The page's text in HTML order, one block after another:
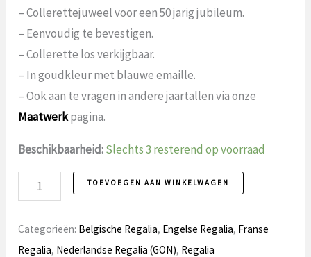
– Collerettejuweel voor een 50 jarig jubileum.
– Eenvoudig te bevestigen.
– Collerette los verkijgbaar.
– In goudkleur met blauwe emaille.
– Ook aan te vragen in andere jaartallen via onze
Maatwerkpagina.
Beschikbaarheid:Slechts 3 resterend op voorraad
Collerettejuweel
50
Jaar
aantal
TOEVOEGEN AAN WINKELWAGEN
Categorieën: Belgische Regalia, Engelse Regalia, Franse
Regalia, Nederlandse Regalia (GON), Regalia